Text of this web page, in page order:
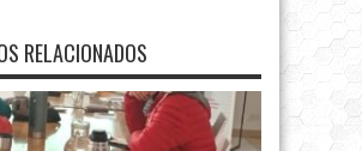
RELACIONADOS